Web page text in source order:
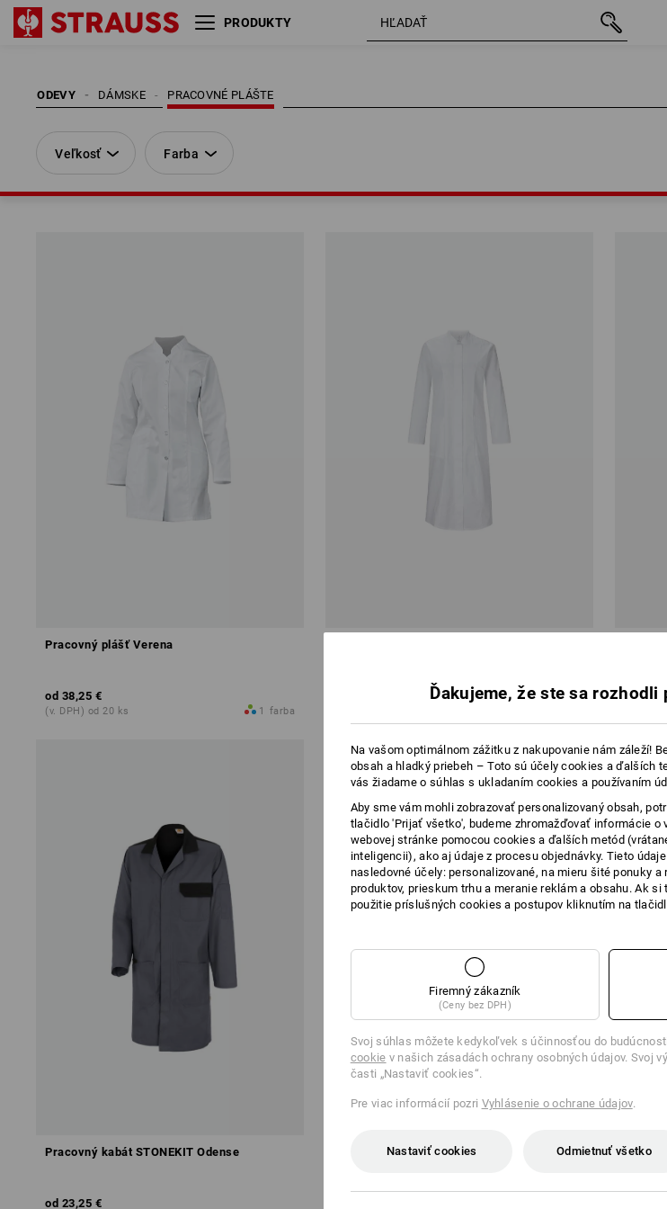
PRODUKTY
ODEVY PRACOVNÉ PLÁŠTE
DÁMSKE
Veľkosť Farba
Veľkosť Farba
Pracovný plášť Verena
od 38,25 €
(v. DPH) od 20 ks 1 farba
od
Pracovný kabát STONEKIT Odense
od 23,25 €
Pracovný plášť Regine
Ďakujeme, že ste sa rozhodli
Na vašom optimálnom zážitku z nakupovanie nám záleží!
obsah a hladký priebeh – Toto sú účely cookies a ďalších
vás žiadame o súhlas s ukladaním cookies a používaním
Aby sme vám mohli zobrazovať personalizovaný obsah,
tlačidlo 'Prijať všetko', budeme zhromažďovať informácie o
webovej stránke pomocou cookies a ďalších metód
inteligencii), ako aj údaje z procesu objednávky. Tieto
nasledovné účely: personalizované, na mieru šité ponuky a
produktov, prieskum trhu a meranie reklám a obsahu. Ak
použitie príslušných cookies a postupov kliknutím na
Firemný zákazník
(Ceny bez DPH)
Svoj súhlas môžete kedykoľvek s účinnosťou do
cookie v našich zásadách ochrany osobných údajov. Svoj
časti „Nastaviť cookies“.
Pre viac informácií pozri Vyhlásenie o ochrane údajov.
Nastaviť cookies Odmietnuť všetko